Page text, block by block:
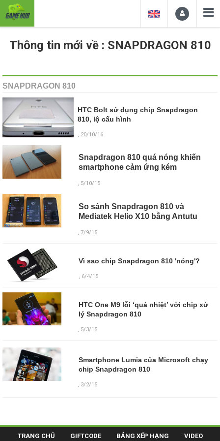
Thông tin mới về : SNAPDRAGON 810
SNAPDRAGON 810
HTC Bolt sử dụng chip Snapdragon
810, lộ cấu hình
, 20/10/16
Snapdragon 810 quá nóng khiến
smartphone cảm ứng kém
, 5/10/15
So sánh Snapdragon 810 và
Mediatek Helio X10 bằng Antutu
, 7/9/15
Vì sao chip Snapdragon 810 'nóng'?
, 6/4/15
HTC One M9 lỗi ‘quá nhiệt’ với chip xử
lý Snapdragon 810
, 5/3/15
Smartphone Lumia của Microsoft chạy
chip Snapdragon 810
, 3/2/15
TRANG CHỦ GIFTCODE BẢNG XẾP HẠNG VIDEO